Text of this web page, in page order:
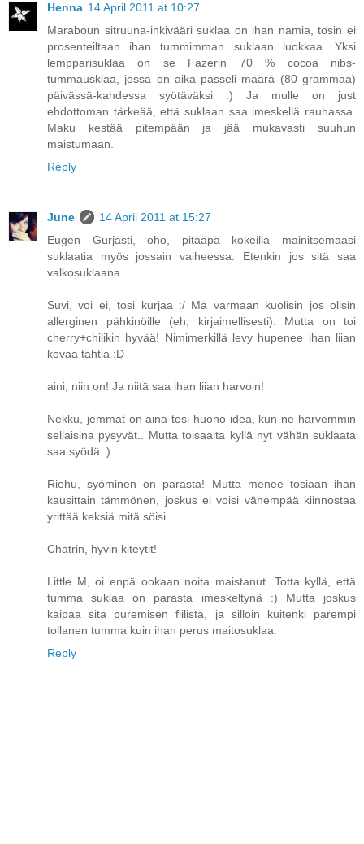
Henna 14 April 2011 at 10:27
Maraboun sitruuna-inkivääri suklaa on ihan namia, tosin ei
prosenteiltaan ihan tummimman suklaan luokkaa. Yksi
lempparisuklaa on se Fazerin 70 % cocoa nibs-
tummausklaa, jossa on aika passeli määrä (80 grammaa)
päivässä-kahdessa syötäväksi :) Ja mulle on just
ehdottoman tärkeää, että suklaan saa imeskellä rauhassa.
Maku kestää pitempään ja jää mukavasti suuhun
maistumaan.
Reply
June
14 April 2011 at 15:27
Eugen Gurjasti, oho, pitääpä kokeilla mainitsemaasi
suklaatia myös jossain vaiheessa. Etenkin jos sitä saa
valkosuklaana....
Suvi, voi ei, tosi kurjaa :/ Mä varmaan kuolisin jos olisin
allerginen pähkinöille (eh, kirjaimellisesti). Mutta on toi
cherry+chilikin hyvää! Nimimerkillä levy hupenee ihan liian
kovaa tahtia :D
aini, niin on! Ja niitä saa ihan liian harvoin!
Nekku, jemmat on aina tosi huono idea, kun ne harvemmin
sellaisina pysyvät.. Mutta toisaalta kyllä nyt vähän suklaata
saa syödä :)
Riehu, syöminen on parasta! Mutta menee tosiaan ihan
kausittain tämmönen, joskus ei voisi vähempää kiinnostaa
yrittää keksiä mitä söisi.
Chatrin, hyvin kiteytit!
Little M, oi enpä ookaan noita maistanut. Totta kyllä, että
tumma suklaa on parasta imeskeltynä :) Mutta joskus
kaipaa sitä puremisen fiilistä, ja silloin kuitenki parempi
tollanen tumma kuin ihan perus maitosuklaa.
Reply